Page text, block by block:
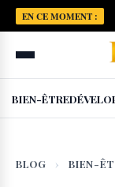
EN CE MOMENT :
BIEN-ÊTRE
BLOG › BIEN-